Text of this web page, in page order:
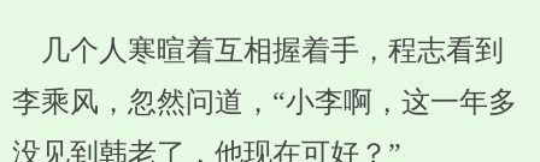
几个人寒暄着互相握着手，程志看到
李乘风，忽然问道，“小李啊，这一年多
没见到韩老了，他现在可好？”